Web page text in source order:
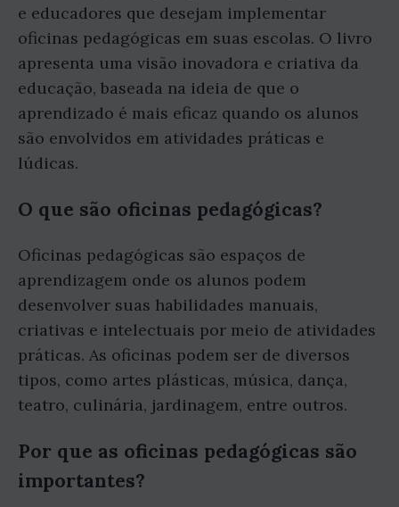
e educadores que desejam implementar
oficinas pedagógicas em suas escolas. O livro
apresenta uma visão inovadora e criativa da
educação, baseada na ideia de que o
aprendizado é mais eficaz quando os alunos
são envolvidos em atividades práticas e
lúdicas.
O que são oficinas pedagógicas?
Oficinas pedagógicas são espaços de
aprendizagem onde os alunos podem
desenvolver suas habilidades manuais,
criativas e intelectuais por meio de atividades
práticas. As oficinas podem ser de diversos
tipos, como artes plásticas, música, dança,
teatro, culinária, jardinagem, entre outros.
Por que as oficinas pedagógicas são
importantes?